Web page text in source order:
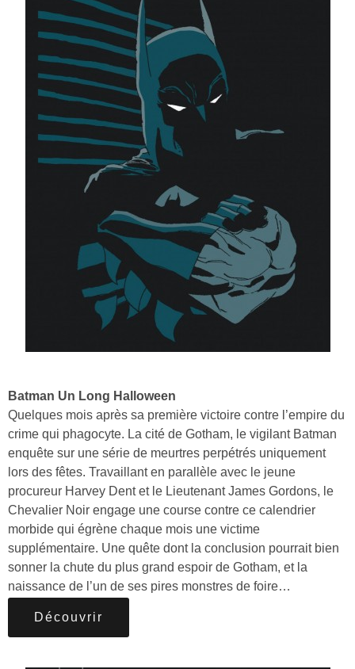
Batman Un Long Halloween
Quelques mois après sa première victoire contre l’empire du
crime qui phagocyte. La cité de Gotham, le vigilant Batman
enquête sur une série de meurtres perpétrés uniquement
lors des fêtes. Travaillant en parallèle avec le jeune
procureur Harvey Dent et le Lieutenant James Gordons, le
Chevalier Noir engage une course contre ce calendrier
morbide qui égrène chaque mois une victime
supplémentaire. Une quête dont la conclusion pourrait bien
sonner la chute du plus grand espoir de Gotham, et la
naissance de l’un de ses pires monstres de foire…
Découvrir